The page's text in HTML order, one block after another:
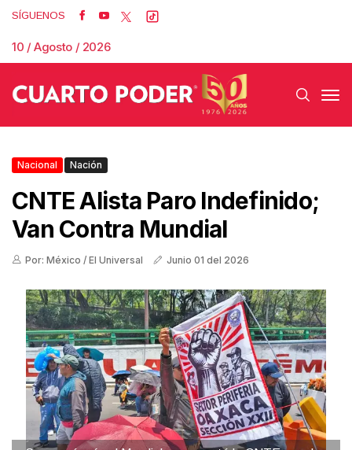
SÍGUENOS
10 / Agosto / 2026
Nacional Nación
CNTE Alista Paro Indefinido;
Van Contra Mundial
Por: México / El Universal Junio 01 del 2026